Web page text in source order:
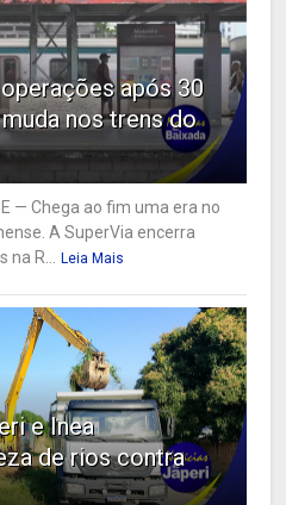
após 30
nos trens do
— Chega ao fim uma era no
A SuperVia encerra
R...
Leia Mais
e Inea
de rios contra